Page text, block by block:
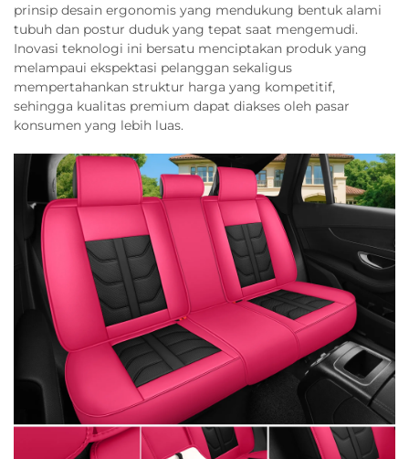
prinsip desain ergonomis yang mendukung bentuk alami
tubuh dan postur duduk yang tepat saat mengemudi.
Inovasi teknologi ini bersatu menciptakan produk yang
melampaui ekspektasi pelanggan sekaligus
mempertahankan struktur harga yang kompetitif,
sehingga kualitas premium dapat diakses oleh pasar
konsumen yang lebih luas.